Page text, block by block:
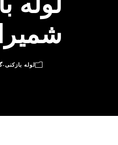
لوله